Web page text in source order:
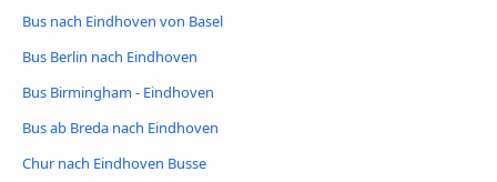
Bus nach Eindhoven von Basel
Bus Berlin nach Eindhoven
Bus Birmingham - Eindhoven
Bus ab Breda nach Eindhoven
Chur nach Eindhoven Busse